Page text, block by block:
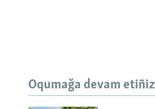
Oqumağa devam etiñiz